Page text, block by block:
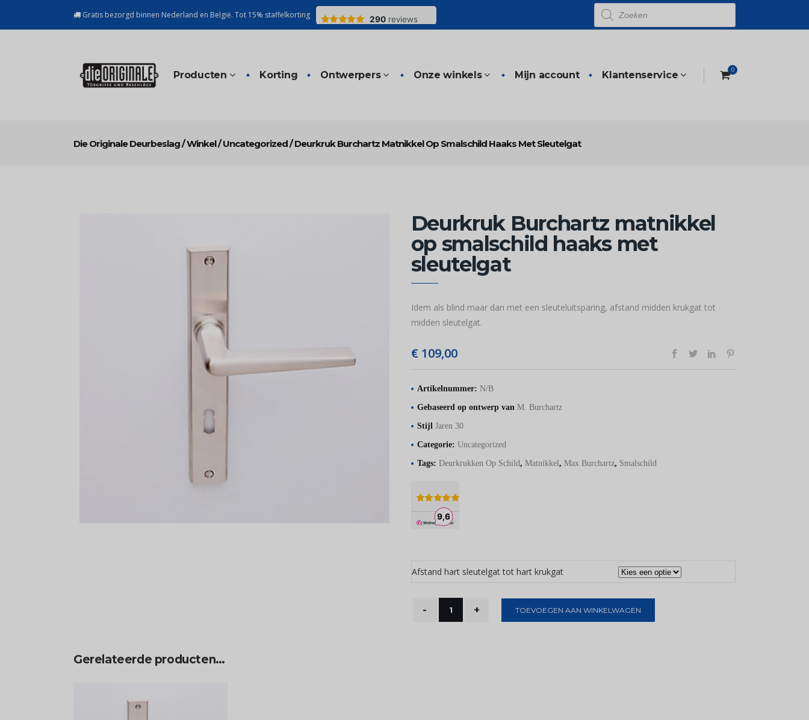
Gratis bezorgd binnen Nederland en België. Tot 15% staffelkorting
Producten
zoeken
0
Producten Korting Ontwerpers Onze winkels Mijn account Klantenservice
Die Originale Deurbeslag/Winkel/Uncategorized/Deurkruk Burchartz Matnikkel Op Smalschild Haaks Met Sleutelgat
Deurkruk Burchartz matnikkel
op smalschild haaks met
sleutelgat
Idem als blind maar dan met een sleuteluitsparing, afstand midden krukgat tot
midden sleutelgat.
€109,00
Artikelnummer: N/B
Gebaseerd op ontwerp van M. Burchartz
Stijl Jaren 30
Categorie: Uncategorized
Tags: Deurkrukken Op Schild, Matnikkel, Max Burchartz, Smalschild
Afstand hart sleutelgat tot hart krukgat
TOEVOEGEN AAN WINKELWAGEN
Gerelateerde producten…